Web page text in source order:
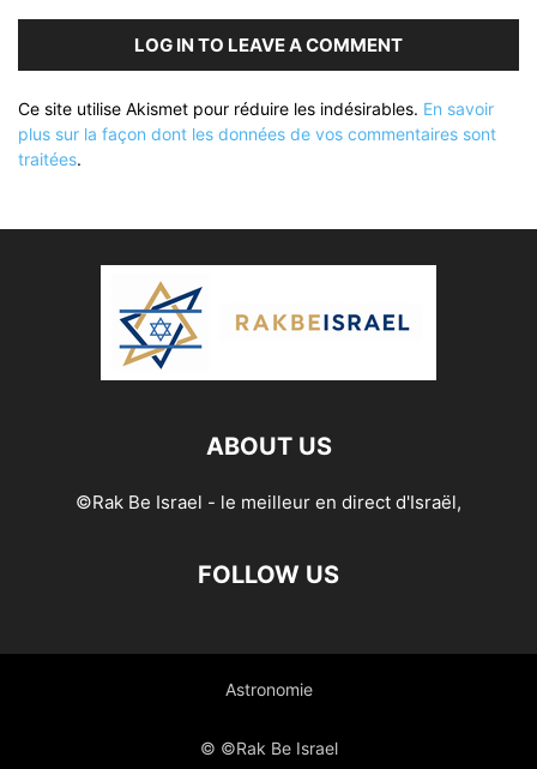
LOG IN TO LEAVE A COMMENT
Ce site utilise Akismet pour réduire les indésirables. En savoir
plus sur la façon dont les données de vos commentaires sont
traitées.
ABOUT US
©Rak Be Israel - le meilleur en direct d'Israël,
FOLLOW US
Astronomie
© ©Rak Be Israel